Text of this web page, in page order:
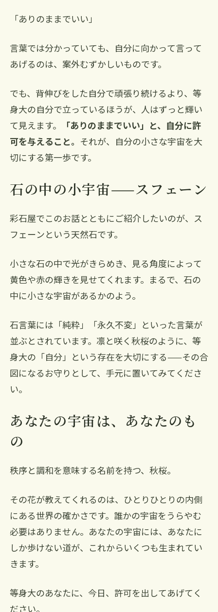
「ありのままでいい」
言葉では分かっていても、自分に向かって言って
あげるのは、案外むずかしいものです。
でも、背伸びをした自分で頑張り続けるより、等
身大の自分で立っているほうが、人はずっと輝い
て見えます。
「ありのままでいい」と、自分に許
可を与えること。 それが、自分の小さな宇宙を大
切にする第一歩です。
石の中の小宇宙——スフェーン
彩石屋でこのお話とともにご紹介したいのが、ス
フェーンという天然石です。
小さな石の中で光がきらめき、見る角度によって
黄色や赤の輝きを見せてくれます。まるで、石の
中に小さな宇宙があるかのよう。
石言葉には「純粋」「永久不変」といった言葉が
並ぶとされています。凛と咲く秋桜のように、等
身大の「自分」という存在を大切にする——その合
図になるお守りとして、手元に置いてみてくださ
い。
あなたの宇宙は、あなたのも
の
秩序と調和を意味する名前を持つ、秋桜。
その花が教えてくれるのは、ひとりひとりの内側
にある世界の確かさです。誰かの宇宙をうらやむ
必要はありません。あなたの宇宙には、あなたに
しか歩けない道が、これからいくつも生まれてい
きます。
等身大のあなたに、今日、許可を出してあげてく
ださい。